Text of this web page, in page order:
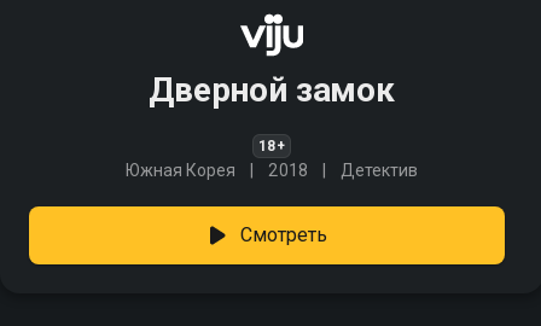
Дверной замок
18+
Южная Корея 2018 Детектив
Смотреть